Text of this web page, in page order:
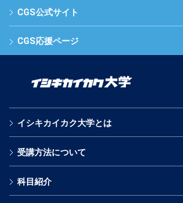
CGS公式サイト
CGS応援ページ
イシキカイカク大学とは
受講方法について
科目紹介